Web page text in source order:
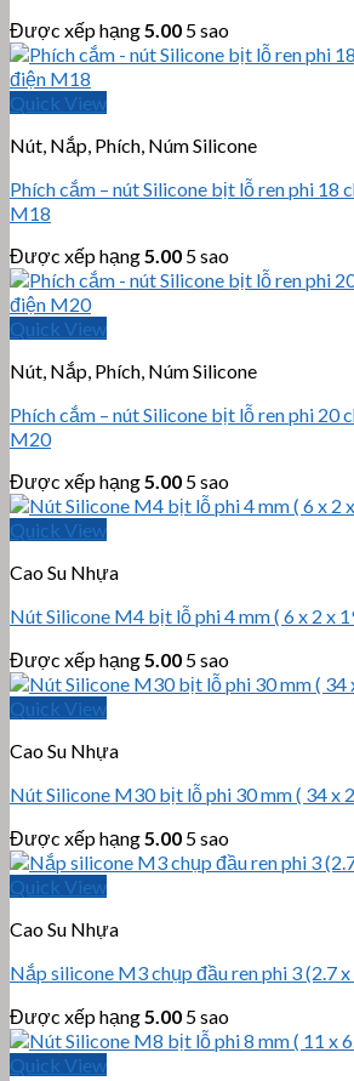
Được xếp hạng 5.00 5 sao
Quick View
Nút, Nắp, Phích, Núm Silicone
Phích cắm – nút Silicone bịt lỗ ren phi 18
M18
Được xếp hạng 5.00 5 sao
Quick View
Nút, Nắp, Phích, Núm Silicone
Phích cắm – nút Silicone bịt lỗ ren phi 20
M20
Được xếp hạng 5.00 5 sao
Quick View
Cao Su Nhựa
Nút Silicone M4 bịt lỗ phi 4 mm ( 6 x 2 x
Được xếp hạng 5.00 5 sao
Quick View
Cao Su Nhựa
Nút Silicone M30 bịt lỗ phi 30 mm ( 34 x
Được xếp hạng 5.00 5 sao
Quick View
Cao Su Nhựa
Nắp silicone M3 chụp đầu ren phi 3 (2.7 x
Được xếp hạng 5.00 5 sao
Quick View